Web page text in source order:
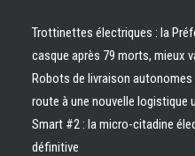
Trottinettes électriques : la
casque après 79 morts, mieux
Robots de livraison
route à une nouvelle logistique
Smart #2 : la micro-citadine
définitive